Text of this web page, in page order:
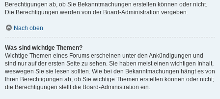
Berechtigungen ab, ob Sie Bekanntmachungen erstellen können oder nicht.
Die Berechtigungen werden von der Board-Administration vergeben.
Nach oben
Was sind wichtige Themen?
Wichtige Themen eines Forums erscheinen unter den Ankündigungen und
sind nur auf der ersten Seite zu sehen. Sie haben meist einen wichtigen Inhalt,
weswegen Sie sie lesen sollten. Wie bei den Bekanntmachungen hängt es von
Ihren Berechtigungen ab, ob Sie wichtige Themen erstellen können oder nicht;
die Berechtigungen stellt die Board-Administration ein.